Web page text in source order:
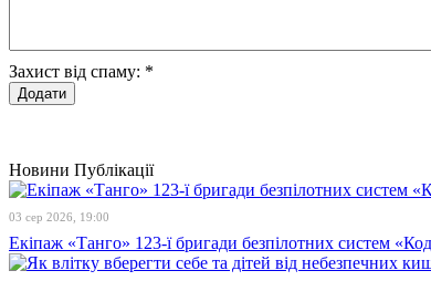
Захист від спаму: *
Новини Публікації
03 сер 2026, 19:00
Екіпаж «Танго» 123-ї бригади безпілотних систем